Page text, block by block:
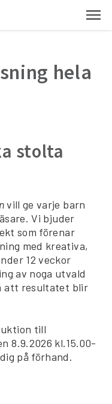
hela
stolta
vill ge varje barn
Vi bjuder
som förenar
med kreativa,
12 veckor
av noga utvald
att resultatet blir
till
8.9.2026 kl.15.00-
på förhand.